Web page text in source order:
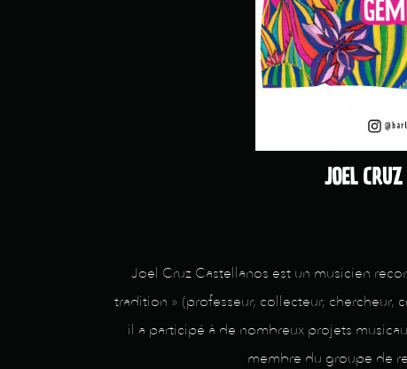
JOEL
Joel Cruz Castellanos est un musicien
tradition » (professeur, collecteur,
il a participé à de nombreux projets
membre du groupe de